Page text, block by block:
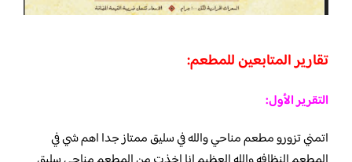
تقارير المتابعين للمطعم:
التقرير الأول:
اتمني تزورو مطعم مناحي والله في سليق ممتاز جدا اهم شي في